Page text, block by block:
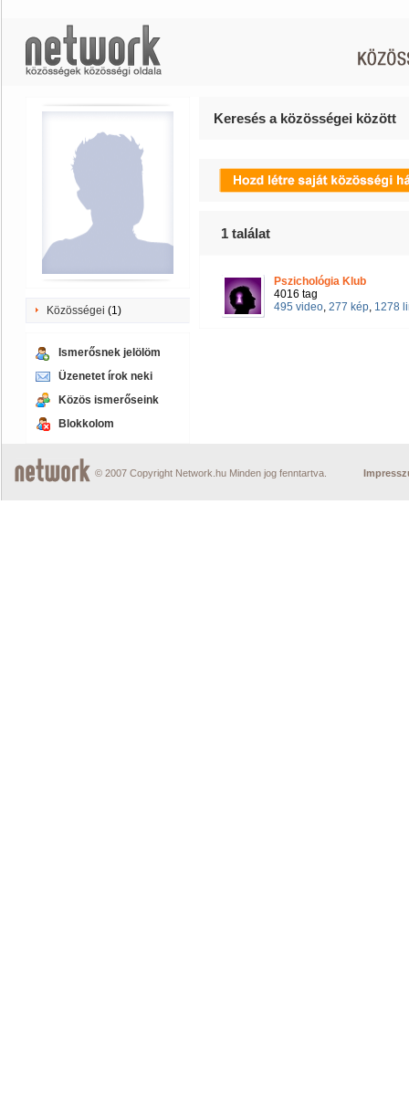
Közösségei (1)
Ismerősnek jelölöm
Üzenetet írok neki
Közös ismerőseink
Blokkolom
Keresés a közösségei között
1 találat
Pszichológia Klub
4016 tag
495 video, 277 kép, 1278
© 2007 Copyright Network.hu Minden jog fenntartva.